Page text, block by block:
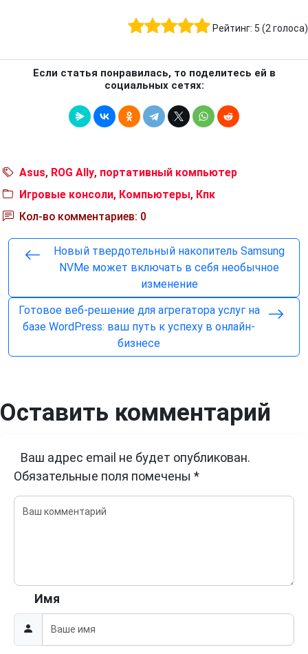
Рейтинг: 5 (2 голоса)
Если статья понравилась, то поделитесь ей в
социальных сетях:
Asus, ROG Ally, портативный компьютер
Игровые консоли, Компьютеры, Кпк
Кол-во комментариев: 0
Новый твердотельный накопитель Samsung
NVMe может включать в себя необычное
изменение
Готовое веб-решение для агрегатора услуг на
базе WordPress: ваш путь к успеху в онлайн-
бизнесе
Оставить комментарий
Ваш адрес email не будет опубликован.
Обязательные поля помечены *
Имя